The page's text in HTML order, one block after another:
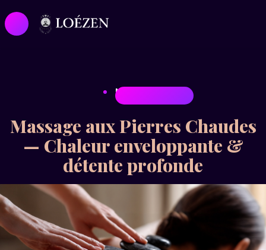
MASSAGES
Massage aux Pierres Chaudes
— Chaleur enveloppante &
détente profonde